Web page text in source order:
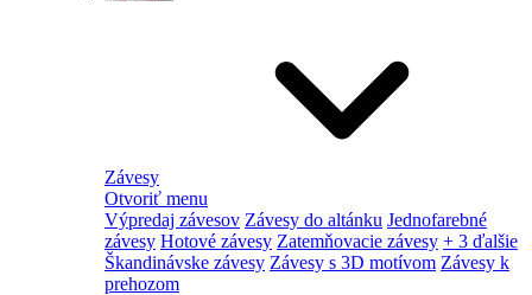
Závesy
Otvoriť menu
Výpredaj závesov Závesy do altánku Jednofarebné
závesy Hotové závesy Zatemňovacie závesy + 3 ďalšie
Škandinávske závesy Závesy s 3D motívom Závesy k
prehozom